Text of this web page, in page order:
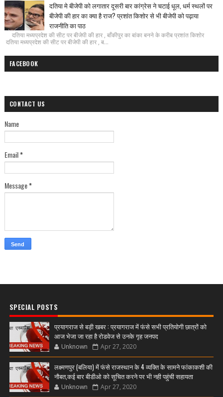
दतिया मे बीजेपी को लगातार दूसरी बार कांग्रेस ने चटाई धूल, धर्म स्थलों पर
बीजेपी की हार का क्या है राज? प्रशांत किशोर से भी बीजेपी को पढ़ाया
राजनीति का पाठ
दतिया मध्यप्रदेश की सीट पर बीजेपी की हार , बाँकीपुर का बांका बनने के करीब प्रशांत किशोर
दतिया मध्यप्रदेश की सीट पर बीजेपी की हार , ब...
FACEBOOK
CONTACT US
Name
Email*
Message*
SPECIAL POSTS
प्रयागराज से बड़ी खबर : प्रयागराज में फंसे सभी प्रतियोगी छात्रों को
आज भेजा जा रहा है रोडवेज से उनके गृह जनपद
Unknown Apr 27, 2020
लक्ष्मणपुर (बलिया) में फंसे राजस्थान के 4 व्यक्ति के सामने फांकाकशी की
नौबत,कई बार बीडीओ को सूचित करने पर भी नही पहुंची सहायता
Unknown Apr 27, 2020